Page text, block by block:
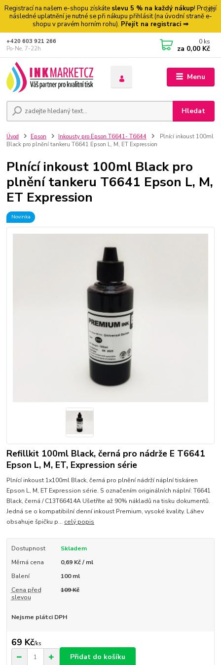
Registrací na našem e-shopu získáte slevu 5 % na každý nákup! Pro její
následné uplatnění je nutné se při nákupu přihlásit (na úvodní straně e-
shopu v pravém horním rohu). Přejít na registraci ⇒
Menu
Hledat
+420 603 921 266
Po-Ne, 7-22h
0 ks
za 0,00 Kč
Úvod Epson Inkousty pro Epson T6641- T6644
Plnící inkoust 100ml
Black pro plnění tankeru T6641 Epson L, M, ET Expression
Plnící inkoust 100ml Black pro
plnění tankeru T6641 Epson L, M,
ET Expression
Novinka
Refillkit 100ml Black, černá pro nádrže E T6641
Epson L, M, ET, Expression série
Plnící inkoust 1x100ml Black, černá pro plnění nádrží náplní tiskáren
Epson L, M, ET Expression série. S označením originálních náplní: T6641
Black, černá / C13T66414A Ušetříte až 90% nákladů na tisku dokumentů.
Jedná se o kompatibilní denní inkoust Premium, vysoké kvality. Láhev
obsahuje špičku p... celý popis
Dostupnost
Skladem
Měrná cena
0,69 Kč / ml
Balení
100 ml
Cena před
slevou
109 Kč
Nejsme plátci DPH
69 Kč/ks
Přidat do košíku